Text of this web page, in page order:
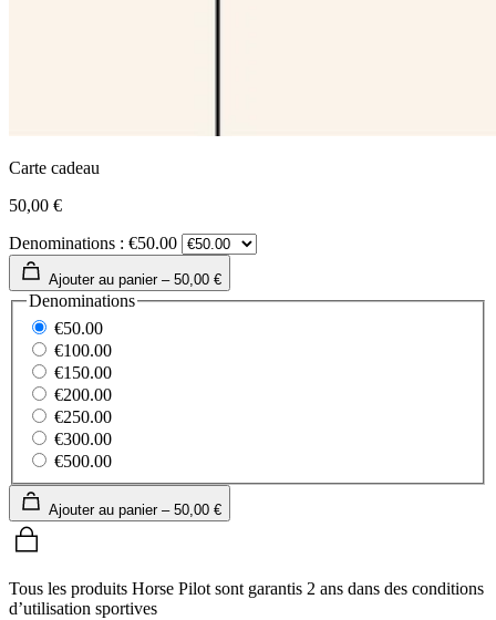
Carte cadeau
50,00 €
Denominations : €50.00
Ajouter au panier – 50,00 €
Denominations
€50.00
€100.00
€150.00
€200.00
€250.00
€300.00
€500.00
Ajouter au panier – 50,00 €
Tous les produits Horse Pilot sont garantis 2 ans dans des conditions
d’utilisation sportives